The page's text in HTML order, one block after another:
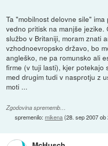
Ta "mobilnost delovne sile"
vedno pritisk na manjše
službo v Britaniji, moram znati
vzhodnoevropsko državo, bo
angleško, ne pa romunsko ali
firme (v tuji lasti), kjer potekajo
med drugim tudi v nasprotju z
moti ...
Zgodovina sprememb…
spremenilo:mikena(28. sep 2007 ob